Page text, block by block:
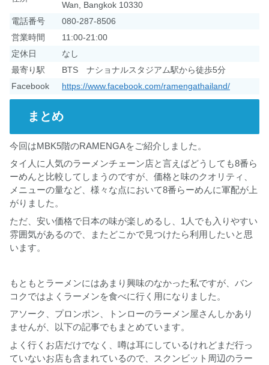
Wan, Bangkok 10330
電話番号
080-287-8506
営業時間
11:00-21:00
定休日
なし
最寄り駅
BTS ナショナルスタジアム駅から徒歩5分
Facebook
https://www.facebook.com/ramengathailand/
まとめ
今回はMBK5階のRAMENGAをご紹介しました。
タイ人に人気のラーメンチェーン店と言えばどうしても8番ら
ーめんと比較してしまうのですが、価格と味のクオリティ、
メニューの量など、様々な点において8番らーめんに軍配が上
がりました。
ただ、安い価格で日本の味が楽しめるし、1人でも入りやすい
雰囲気があるので、またどこかで見つけたら利用したいと思
います。
もともとラーメンにはあまり興味のなかった私ですが、バン
コクではよくラーメンを食べに行く用になりました。
アソーク、プロンポン、トンローのラーメン屋さんしかあり
ませんが、以下の記事でもまとめています。
よく行くお店だけでなく、噂は耳にしているけれどまだ行っ
ていないお店も含まれているので、スクンビット周辺のラー